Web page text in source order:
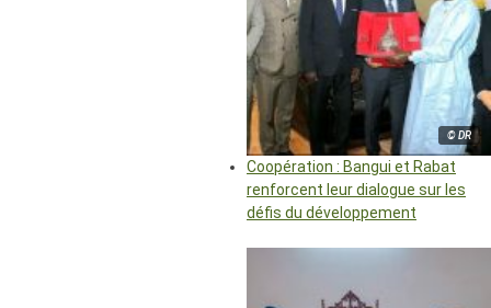
© DR
Coopération : Bangui et Rabat
renforcent leur dialogue sur les
défis du développement